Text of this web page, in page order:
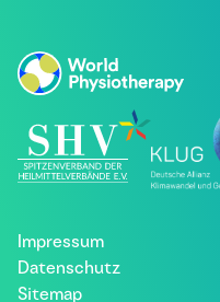
Impressum
Datenschutz
Sitemap